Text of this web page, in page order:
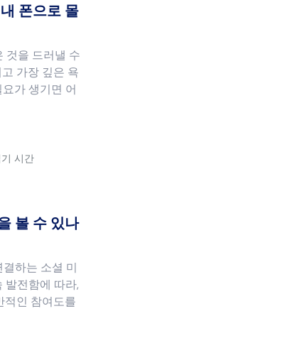
폰으로 몰
것을 드러낼 수
가장 깊은 욕
가 생기면 어
시간
볼 수 있나
하는 소셜 미
발전함에 따라,
적인 참여도를